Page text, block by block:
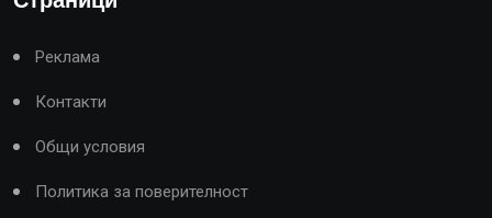
Реклама
Контакти
Общи условия
Политика за поверителност